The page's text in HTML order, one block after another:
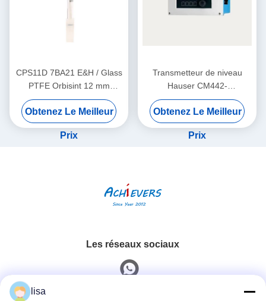
CPS11D 7BA21 E&H / Glass
PTFE Orbisint 12 mm
Endress Hauser Instruments
Capteur numérique de pH
Obtenez Le Meilleur
Prix
Transmetteur de niveau
Hauser CM442-
AAM1A2F010A+AK
Obtenez Le Meilleur
Prix
Les réseaux sociaux
lisa